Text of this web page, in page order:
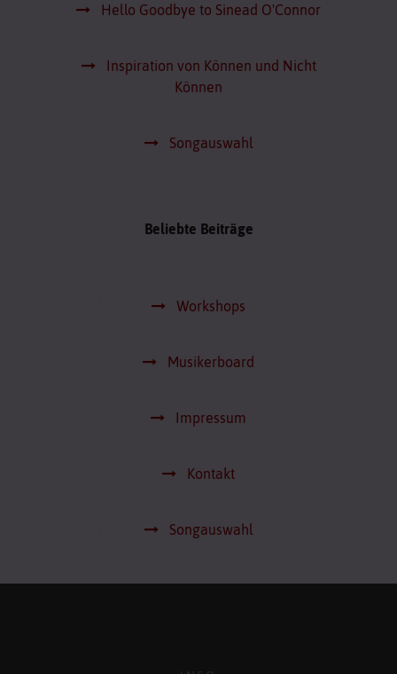
Hello Goodbye to Sinead O'Connor
Inspiration von Können und Nicht
Können
Songauswahl
Beliebte Beiträge
Workshops
Musikerboard
Impressum
Kontakt
Songauswahl